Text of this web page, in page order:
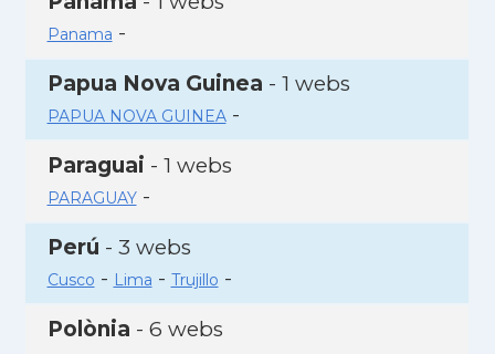
Panama -
Papua Nova Guinea - 1 webs
PAPUA NOVA GUINEA-
Paraguai - 1 webs
PARAGUAY-
Perú - 3 webs
Cusco - Lima - Trujillo -
Polònia - 6 webs